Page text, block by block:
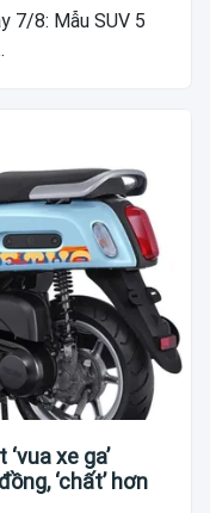
7/8: Mẫu SUV 5
xe ga’
‘chất’ hơn